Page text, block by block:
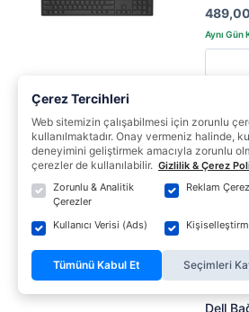
Dell
Mobil
AEUP
• 2 x
• 1 x
• 1 x
• 1 x
Dell
Çerez Tercihleri
Web sitemizin çalışabilmesi için zorunlu
kullanılmaktadır. Onay vermeniz halinde,
deneyimini geliştirmek amacıyla zorunlu
çerezler de kullanılabilir. Gizlilik & Çerez
Zorunlu & Analitik
Çerezler
Reklam
Kullanıcı Verisi (Ads)
Tümünü Kabul Et Seçimleri